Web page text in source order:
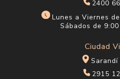
2400
Lunes a Viernes
Sábados de
Ciudad
Sarandí
2915